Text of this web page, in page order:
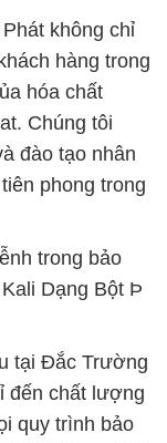
không chỉ
hàng trong
hóa chất
Chúng tôi
đào tạo nhân
phong trong
trong bảo
Dạng Bột Þ
tại Đắc Trường
đến chất lượng
quy trình bảo